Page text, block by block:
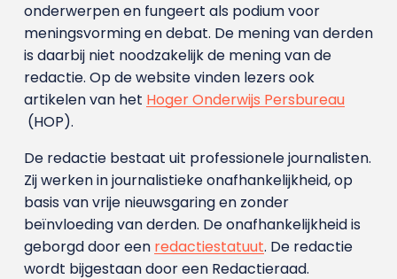
onderwerpen en fungeert als podium voor
meningsvorming en debat. De mening van derden
is daarbij niet noodzakelijk de mening van de
redactie. Op de website vinden lezers ook
artikelen van het Hoger Onderwijs Persbureau
(HOP).
De redactie bestaat uit professionele journalisten.
Zij werken in journalistieke onafhankelijkheid, op
basis van vrije nieuwsgaring en zonder
beïnvloeding van derden. De onafhankelijkheid is
geborgd door een redactiestatuut. De redactie
wordt bijgestaan door een Redactieraad.